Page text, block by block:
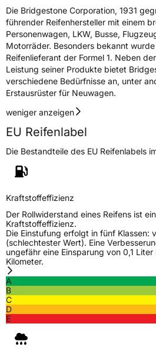
Die Bridgestone Corporation, 1931
führender Reifenhersteller mit einem
Personenwagen, LKW, Busse,
Motorräder. Besonders bekannt
Reifenlieferant der Formel 1. Neben
Leistung seiner Produkte bietet
verschiedene Bedürfnisse an, unter
Erstausrüster für Neuwagen.
weniger anzeigen
EU Reifenlabel
Die Bestandteile des EU Reifenlabels
Kraftstoffeffizienz
Der Rollwiderstand eines Reifens ist
Kraftstoffeffizienz.
Die Einstufung erfolgt in fünf Klassen:
(schlechtester Wert). Eine
ungefähr eine Einsparung von 0,1
Kilometer.
A
B
C
D
E